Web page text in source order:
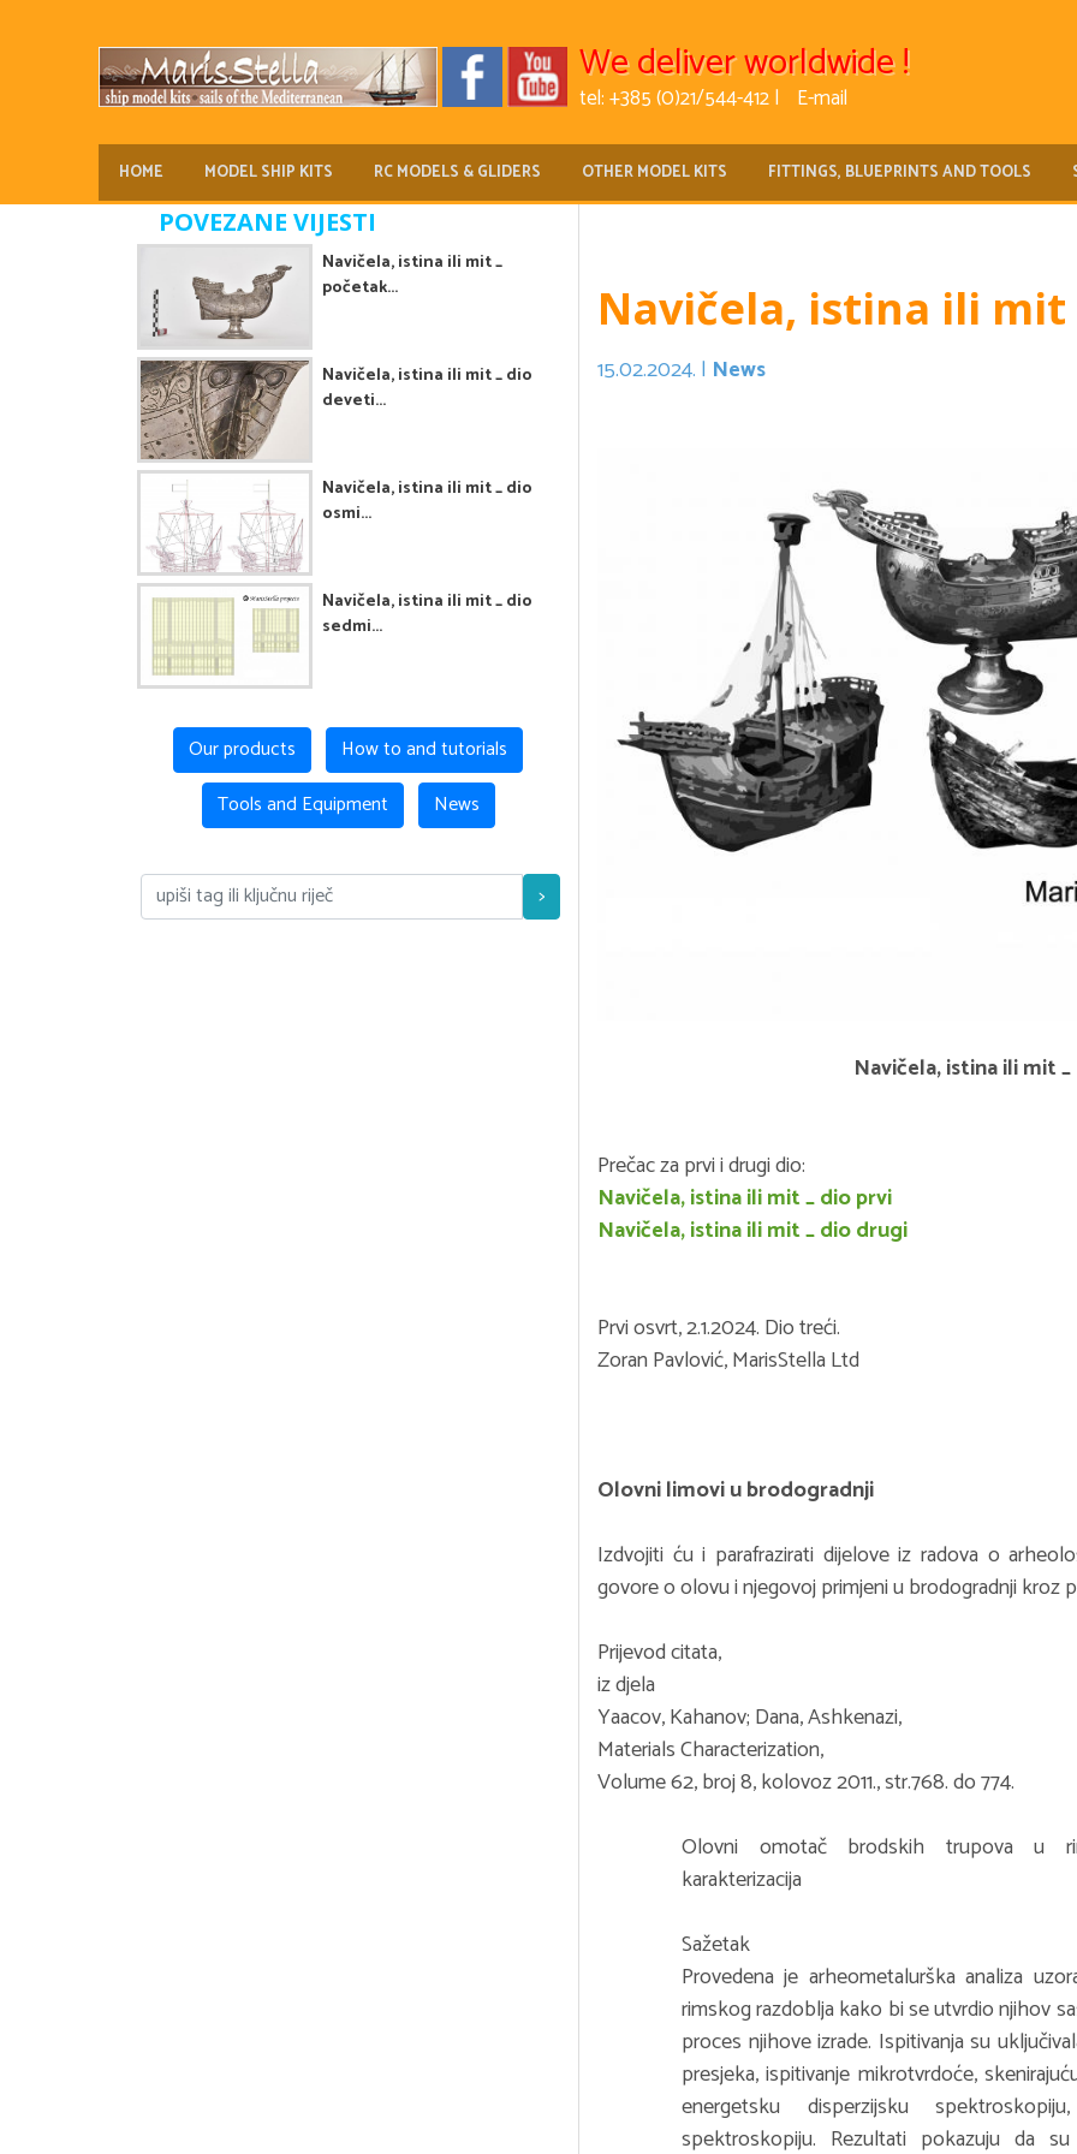
We deliver worldwide !
tel: +385 (0)21/544-412 | E-mail
HOME MODEL SHIP KITS RC MODELS & GLIDERS OTHER MODEL KITS FITTINGS, BLUEPRINTS AND TOOLS
POVEZANE VIJESTI
Navičela, istina ili mit _
početak...
Navičela, istina ili mit _ dio
deveti...
Navičela, istina ili mit _ dio
osmi...
Navičela, istina ili mit _ dio
sedmi...
Our products
How to and tutorials
Tools and Equipment
News
>
Navičela, istina ili mit
15.02.2024. | News
Navičela, istina ili mit
Prečac za prvi i drugi dio:
Navičela, istina ili mit _ dio prvi
Navičela, istina ili mit _ dio drugi
Prvi osvrt, 2.1.2024. Dio treći.
Zoran Pavlović, MarisStella Ltd
Olovni limovi u brodogradnji
Izdvojiti ću i parafrazirati dijelove iz radova o
govore o olovu i njegovoj primjeni u brodogradnji kroz
Prijevod citata,
iz djela
Yaacov, Kahanov; Dana, Ashkenazi,
Materials Characterization,
Volume 62, broj 8, kolovoz 2011., str.768. do 774.
Olovni omotač brodskih trupova u
karakterizacija
Sažetak
Provedena je arheometalurška analiza
rimskog razdoblja kako bi se utvrdio njihov
proces njihove izrade. Ispitivanja su
presjeka, ispitivanje mikrotvrdoće,
energetsku disperzijsku
spektroskopiju. Rezultati pokazuju da